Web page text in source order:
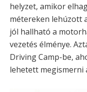
helyzet, amikor
métereken lehúzott
jól hallható a
vezetés élménye.
Driving Camp-be,
lehetett megismerni